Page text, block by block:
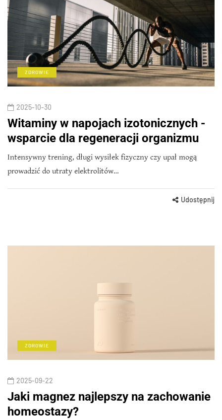
ZDROWIE
2025-10-30
Witaminy w napojach izotonicznych -
wsparcie dla regeneracji organizmu
Intensywny trening, długi wysiłek fizyczny czy upał mogą
prowadzić do utraty elektrolitów…
Udostępnij
ZDROWIE
2025-09-22
Jaki magnez najlepszy na zachowanie
homeostazy?